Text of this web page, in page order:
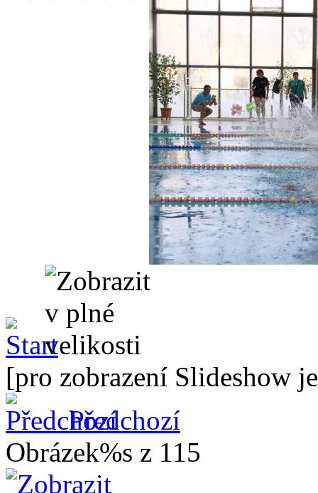
[pro zobrazení Slideshow
Předchozí
Obrázek%s z 115